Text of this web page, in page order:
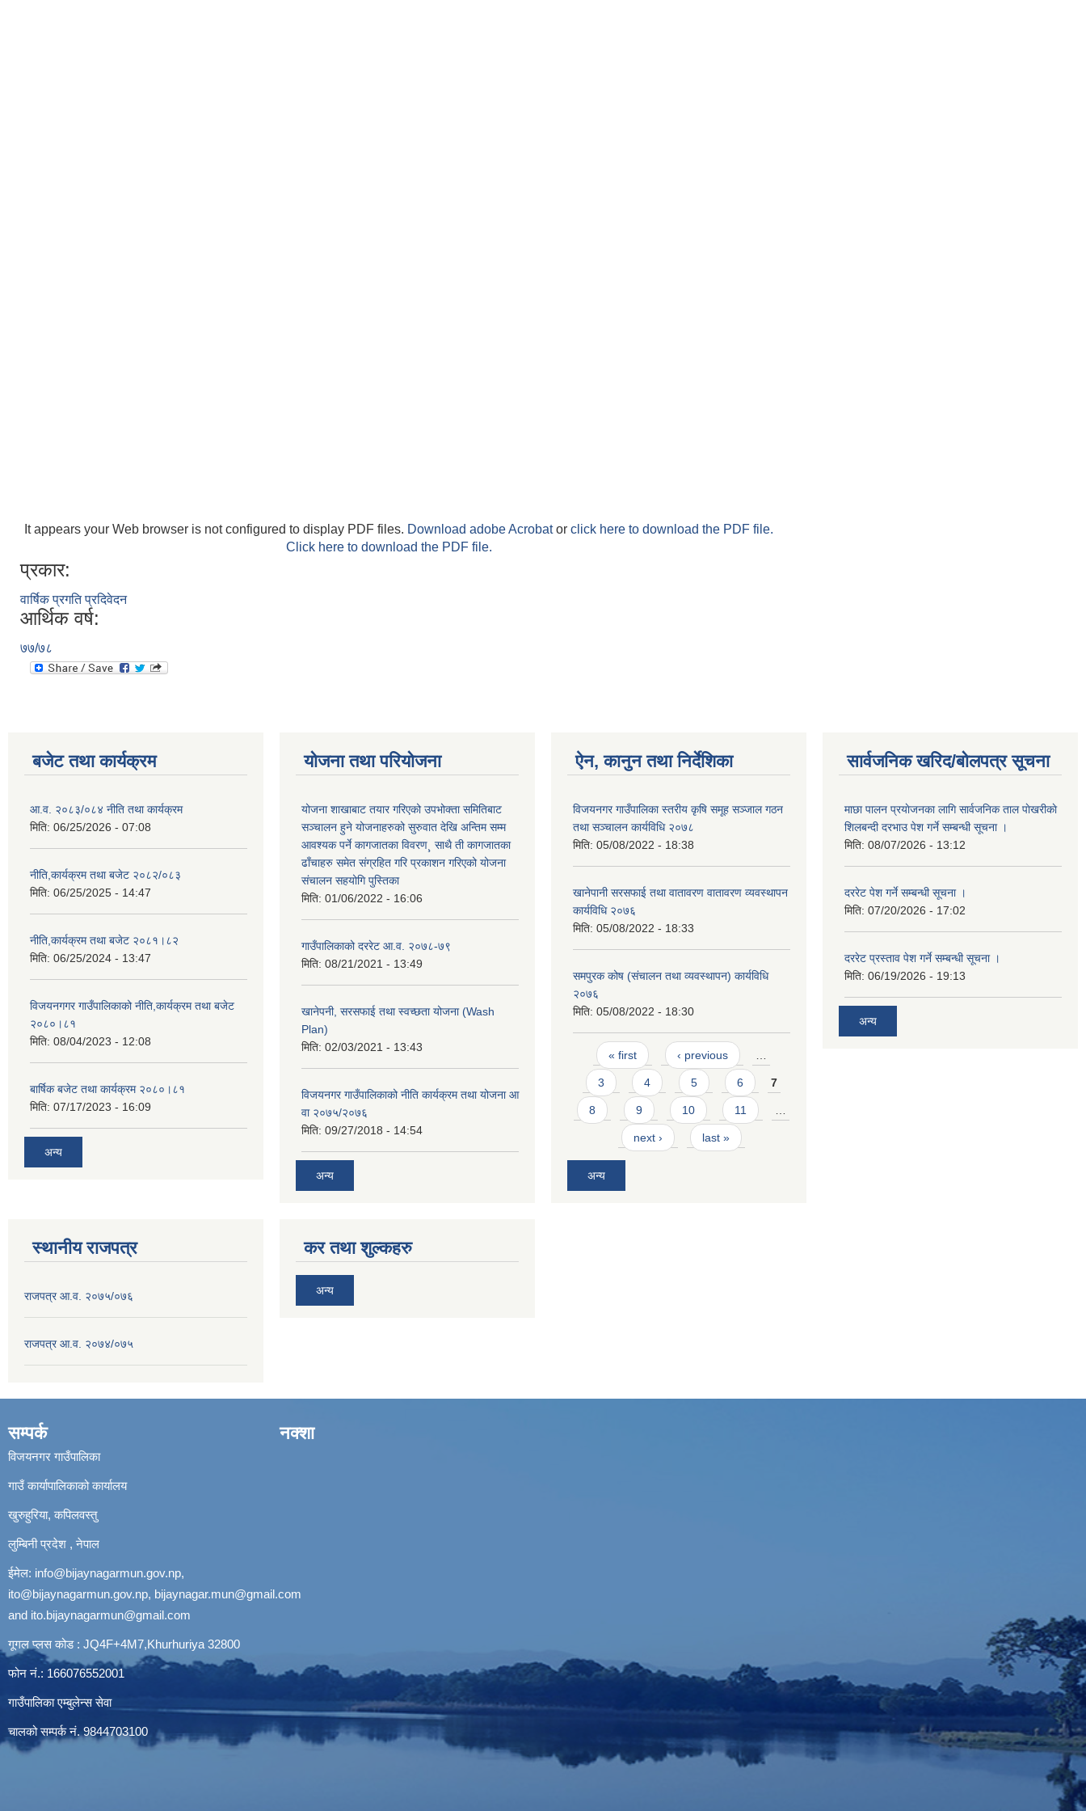
It appears your Web browser is not configured to display PDF files. Download adobe Acrobator click here to download the PDF file.
Click here to download the PDF file.
प्रकार:
वार्षिक प्रगति प्रदिवेदन
आर्थिक वर्ष:
७७/७८
बजेट तथा कार्यक्रम
आ.व. २०८३/०८४ नीति तथा कार्यक्रम
मिति: 06/25/2026 - 07:08
नीति,कार्यक्रम तथा बजेट २०८२/०८३
मिति: 06/25/2025 - 14:47
नीति,कार्यक्रम तथा बजेट २०८१।८२
मिति: 06/25/2024 - 13:47
विजयनगगर गाउँपालिकाको नीति,कार्यक्रम तथा बजेट
२०८०।८१
मिति: 08/04/2023 - 12:08
बार्षिक बजेट तथा कार्यक्रम २०८०।८१
मिति: 07/17/2023 - 16:09
अन्य
योजना तथा परियोजना
योजना शाखाबाट तयार गरिएको उपभोक्ता समितिबाट
सञ्चालन हुने योजनाहरुको सुरुवात देखि अन्तिम सम्म
आवश्यक पर्ने कागजातका विवरण¸ साथै ती कागजातका
ढाँचाहरु समेत संग्रहित गरि प्रकाशन गरिएको योजना
संचालन सहयोगि पुस्तिका
मिति: 01/06/2022 - 16:06
गाउँपालिकाको दररेट आ.व. २०७८-७९
मिति: 08/21/2021 - 13:49
खानेपनी, सरसफाई तथा स्वच्छता योजना (Wash
Plan)
मिति: 02/03/2021 - 13:43
विजयनगर गाउँपालिकाको नीति कार्यक्रम तथा योजना आ
वा २०७५/२०७६
मिति: 09/27/2018 - 14:54
अन्य
ऐन, कानुन तथा निर्देशिका
विजयनगर गाउँपालिका स्तरीय कृषि समूह सञ्जाल गठन
तथा सञ्चालन कार्यविधि २०७८
मिति: 05/08/2022 - 18:38
खानेपानी सरसफाई तथा वातावरण वातावरण व्यवस्थापन
कार्यविधि २०७६
मिति: 05/08/2022 - 18:33
समपुरक कोष (संचालन तथा व्यवस्थापन) कार्यविधि
२०७६
मिति: 05/08/2022 - 18:30
Pages
« first ‹ previous …
3 4 5 6 7
8 9 10 11 …
next › last »
अन्य
सार्वजनिक खरिद/बोलपत्र सूचना
माछा पालन प्रयाेजनका लागि सार्वजनिक ताल पाेखरीकाे
शिलबन्दी दरभाउ पेश गर्ने सम्बन्धी सूचना ।
मिति: 08/07/2026 - 13:12
दररेट पेश गर्ने सम्बन्धी सूचना ।
मिति: 07/20/2026 - 17:02
दररेट प्रस्ताव पेश गर्ने सम्बन्धी सूचना ।
मिति: 06/19/2026 - 19:13
अन्य
स्थानीय राजपत्र
राजपत्र आ.व. २०७५/०७६
राजपत्र आ.व. २०७४/०७५
कर तथा शुल्कहरु
अन्य
सम्पर्क
विजयनगर गाउँपालिका
गाउँ कार्यापालिकाको कार्यालय
खुरुहुरिया, कपिलवस्तु
लुम्बिनी प्रदेश , नेपाल
ईमेल: info@bijaynagarmun.gov.np,
ito@bijaynagarmun.gov.np, bijaynagar.mun@gmail.com
and ito.bijaynagarmun@gmail.com
गूगल प्लस कोड : JQ4F+4M7,Khurhuriya 32800
फोन नं.: 166076552001
गाउँपालिका एम्बुलेन्स सेवा
चालको सम्पर्क नं. 9844703100
नक्शा